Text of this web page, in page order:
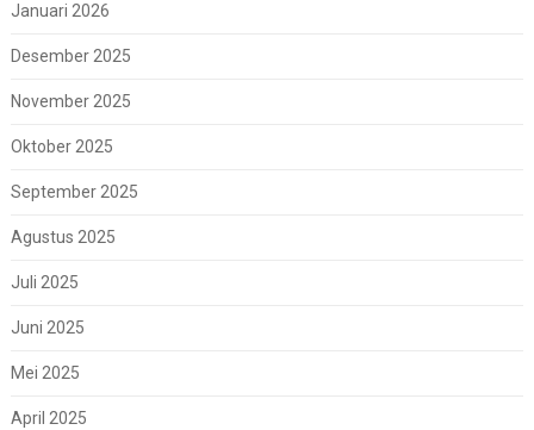
Januari 2026
Desember 2025
November 2025
Oktober 2025
September 2025
Agustus 2025
Juli 2025
Juni 2025
Mei 2025
April 2025